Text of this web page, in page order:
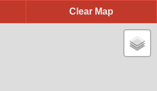
Clear Map